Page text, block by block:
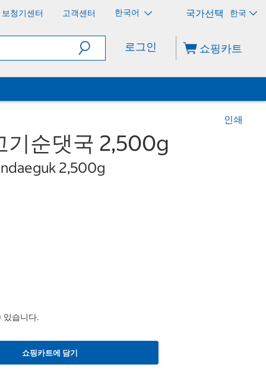
보청기센터 고객센터 한국어 한국
로그인 쇼핑카트
인쇄
기순댓국 2,500g
2,500g
있습니다.
쇼핑카트에 담기